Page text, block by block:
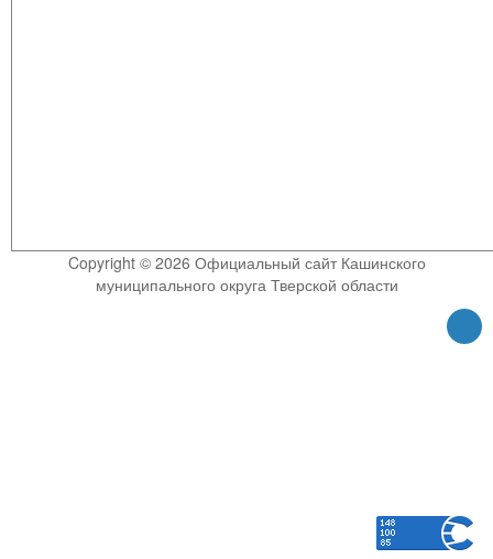
Copyright © 2026 Официальный сайт Кашинского
муниципального округа Тверской области